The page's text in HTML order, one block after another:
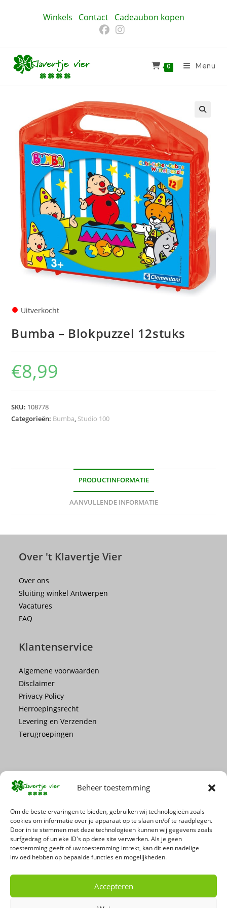
Beheer toestemming
Om de beste ervaringen te bieden, gebruiken wij technologieën zoals
cookies om informatie over je apparaat op te slaan en/of te raadplegen.
Door in te stemmen met deze technologieën kunnen wij gegevens zoals
surfgedrag of unieke ID's op deze site verwerken. Als je geen
toestemming geeft of uw toestemming intrekt, kan dit een nadelige
invloed hebben op bepaalde functies en mogelijkheden.
Accepteren
Winkels Contact Cadeaubon kopen
0 Menu
● Uitverkocht
Bumba – Blokpuzzel 12stuks
€8,99
SKU: 108778
Categorieën: Bumba, Studio 100
PRODUCTINFORMATIE
AANVULLENDE INFORMATIE
Over 't Klavertje Vier
Over ons
Sluiting winkel Antwerpen
Vacatures
FAQ
Klantenservice
Algemene voorwaarden
Disclaimer
Privacy Policy
Herroepingsrecht
Levering en Verzenden
Terugroepingen
Mis geen enkele actie of promotie!
Schrijf je in voor onze nieuwsbrief